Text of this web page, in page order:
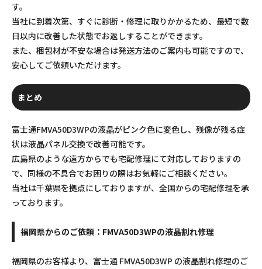
す。
当社に到着次第、すぐに診断・修理に取りかかるため、最短で数
日以内に改善した状態でお返しすることができます。
また、梱包材が不安な場合は発送方法のご案内も可能ですので、
安心してご依頼いただけます。
まとめ
富士通FMVA50D3WPの液晶がピンク色に変色し、残像が残る症
状は液晶パネル交換で改善可能です。
広島県のような遠方からでも宅配修理にて対応しておりますの
で、同様の不具合でお困りの際はお気軽にご相談ください。
当社は千葉県を拠点にしておりますが、全国からの宅配修理を承
っております。
福岡県からのご依頼：FMVA50D3WPの液晶割れ修理
福岡県のお客様より、富士通 FMVA50D3WP の液晶割れ修理のご